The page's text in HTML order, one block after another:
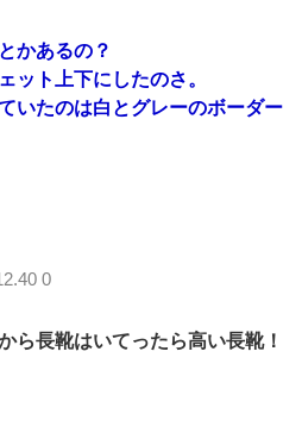
かあるの？
ット上下にしたのさ。
いたのは白とグレーのボーダー
0
ら長靴はいてったら高い長靴！